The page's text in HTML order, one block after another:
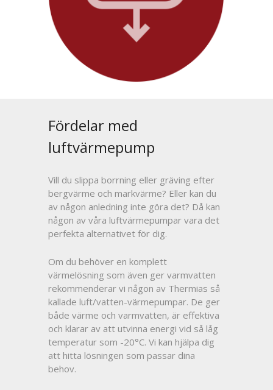
Fördelar med
luftvärmepump
Vill du slippa borrning eller gräving efter
bergvärme och markvärme? Eller kan du
av någon anledning inte göra det? Då kan
någon av våra luftvärmepumpar vara det
perfekta alternativet för dig.
Om du behöver en komplett
värmelösning som även ger varmvatten
rekommenderar vi någon av Thermias så
kallade luft/vatten-värmepumpar. De ger
både värme och varmvatten, är effektiva
och klarar av att utvinna energi vid så låg
temperatur som -20°C. Vi kan hjälpa dig
att hitta lösningen som passar dina
behov.